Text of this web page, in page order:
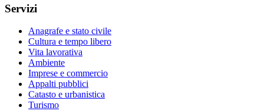
Servizi
Anagrafe e stato civile
Cultura e tempo libero
Vita lavorativa
Ambiente
Imprese e commercio
Appalti pubblici
Catasto e urbanistica
Turismo